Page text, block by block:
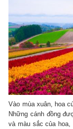
Vào mùa xuân, hoa
Những cánh đồng
và màu sắc của hoa,